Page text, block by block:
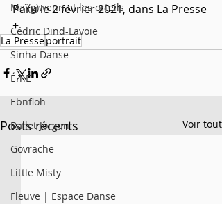
Maï(g)wenn et les orteils
Cédric Dind-Lavoie
Sinha Danse
É.T.É
Ebnfloh
Ballet Jörgen
Govrache
Little Misty
Fleuve | Espace Danse
Paru le 2 février 2021, dans La Presse
+
La Presseportrait
Posts récents Voir tout